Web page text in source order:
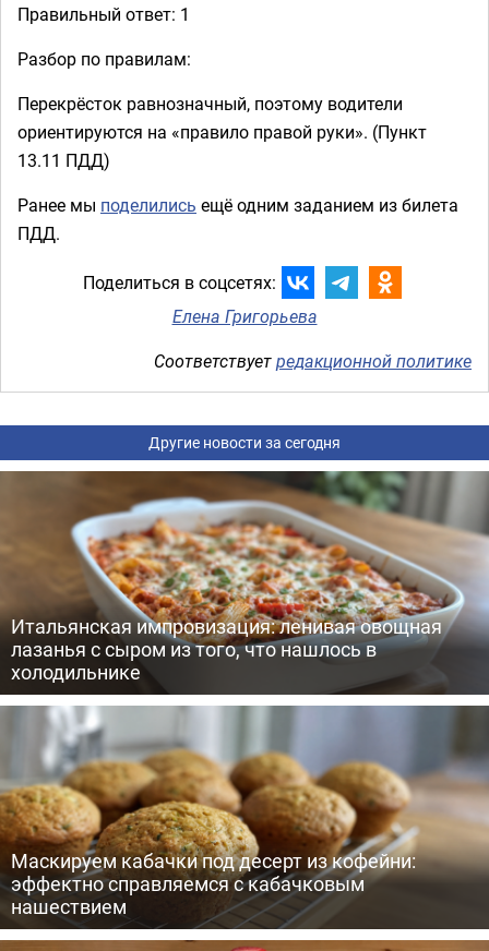
Правильный ответ: 1
Разбор по правилам:
Перекрёсток равнозначный, поэтому водители
ориентируются на «правило правой руки». (Пункт
13.11 ПДД)
Ранее мы поделились ещё одним заданием из билета
ПДД.
Поделиться в соцсетях:
Елена Григорьева
Соответствуетредакционной политике
Другие новости за сегодня
Итальянская импровизация: ленивая овощная
лазанья с сыром из того, что нашлось в
холодильнике
Маскируем кабачки под десерт из кофейни:
эффектно справляемся с кабачковым
нашествием